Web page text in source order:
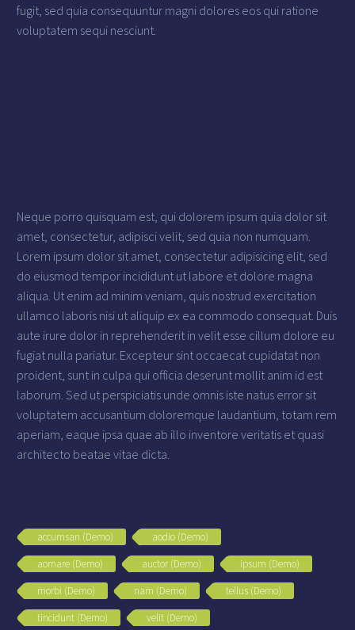
fugit, sed quia consequuntur magni dolores eos qui ratione
voluptatem sequi nesciunt.
Neque porro quisquam est, qui dolorem ipsum quia dolor sit
amet, consectetur, adipisci velit, sed quia non numquam.
Lorem ipsum dolor sit amet, consectetur adipisicing elit, sed
do eiusmod tempor incididunt ut labore et dolore magna
aliqua. Ut enim ad minim veniam, quis nostrud exercitation
ullamco laboris nisi ut aliquip ex ea commodo consequat. Duis
aute irure dolor in reprehenderit in velit esse cillum dolore eu
fugiat nulla pariatur. Excepteur sint occaecat cupidatat non
proident, sunt in culpa qui officia deserunt mollit anim id est
laborum. Sed ut perspiciatis unde omnis iste natus error sit
voluptatem accusantium doloremque laudantium, totam rem
aperiam, eaque ipsa quae ab illo inventore veritatis et quasi
architecto beatae vitae dicta.
accumsan (Demo)
aodio (Demo)
aornare (Demo)
auctor (Demo)
ipsum (Demo)
morbi (Demo)
nam (Demo)
tellus (Demo)
tincidunt (Demo)
velit (Demo)